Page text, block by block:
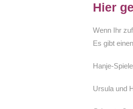
Hier
Wenn Ihr
Es gibt
Hanje-
Ursula und